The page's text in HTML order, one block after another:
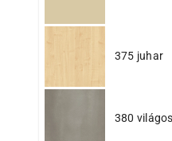
375 juhar
380